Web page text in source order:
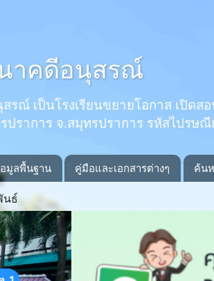
นาคดีอนุสรณ์
รณ์ เป็นโรงเรียนขยายโอกาส เปิ
ปราการ จ.สมุทรปราการ รหัสไปรษ
มูลพื้นฐาน คู่มือและเอกสารต่างๆ ค้น
นธ์